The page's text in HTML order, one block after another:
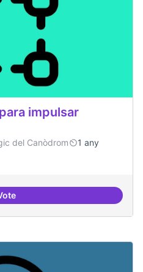
impulsar
del Canòdrom
1 any
Grupos de trabajo para impulsar